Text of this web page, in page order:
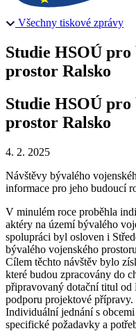
Všechny tiskové zprávy
Studie HSOÚ
prostor Ralsko
Studie HSOÚ
prostor Ralsko
4. 2. 2025
Návštěvy bývalého
informace pro jeho budoucí
V minulém roce proběhla
aktéry na území bývalého
spolupráci byl osloven i
bývalého vojenského
Cílem těchto návštěv bylo
které budou zpracovány do
připravovaný dotační titul od
podporu projektové přípravy.
Individuální jednání s
specifické požadavky a